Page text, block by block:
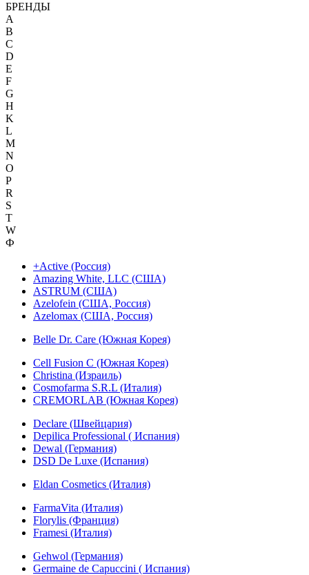
БРЕНДЫ
A
B
C
D
E
F
G
H
K
L
M
N
O
P
R
S
T
W
Ф
+Active (Россия)
Amazing White, LLC (США)
ASTRUM (США)
Azelofein (США, Россия)
Azelomax (США, Россия)
Belle Dr. Care (Южная Корея)
Cell Fusion C (Южная Корея)
Christina (Израиль)
Cosmofarma S.R.L (Италия)
CREMORLAB (Южная Корея)
Declare (Швейцария)
Depilica Professional ( Испания)
Dewal (Германия)
DSD De Luxe (Испания)
Eldan Cosmetics (Италия)
FarmaVita (Италия)
Florylis (Франция)
Framesi (Италия)
Gehwol (Германия)
Germaine de Capuccini ( Испания)